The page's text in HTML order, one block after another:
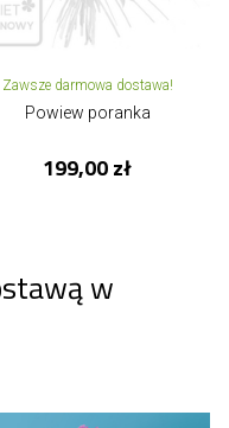
Zawsze darmowa dostawa!
Powiew poranka
199,00 zł
w